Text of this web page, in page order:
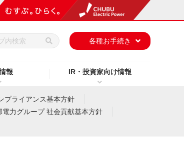
報 IR・投資家向け情報
各種お手続き
プライアンス基本方針
電力グループ 社会貢献基本方針